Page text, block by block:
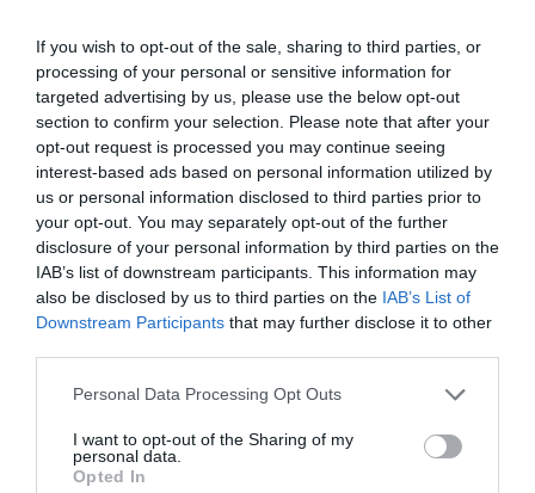
If you wish to opt-out of the sale, sharing to third parties, or
processing of your personal or sensitive information for
targeted advertising by us, please use the below opt-out
section to confirm your selection. Please note that after your
opt-out request is processed you may continue seeing
interest-based ads based on personal information utilized by
us or personal information disclosed to third parties prior to
your opt-out. You may separately opt-out of the further
disclosure of your personal information by third parties on the
IAB’s list of downstream participants. This information may
also be disclosed by us to third parties on the IAB’s List of
Downstream Participants that may further disclose it to other
Personal Data Processing Opt Outs
I want to opt-out of the Sharing of my
personal data.
Opted In